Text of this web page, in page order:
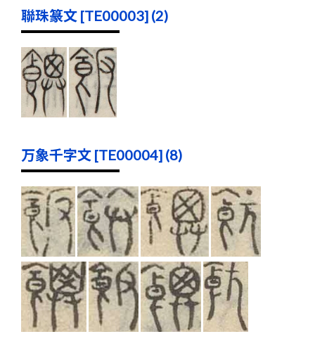
聯珠篆文 [TE00003] (2)
万象千字文 [TE00004] (8)